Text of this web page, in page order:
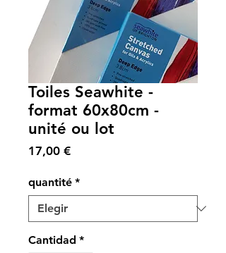
Toiles Seawhite -
format 60x80cm -
unité ou lot
17,00 €Precio
quantité *
Cantidad *